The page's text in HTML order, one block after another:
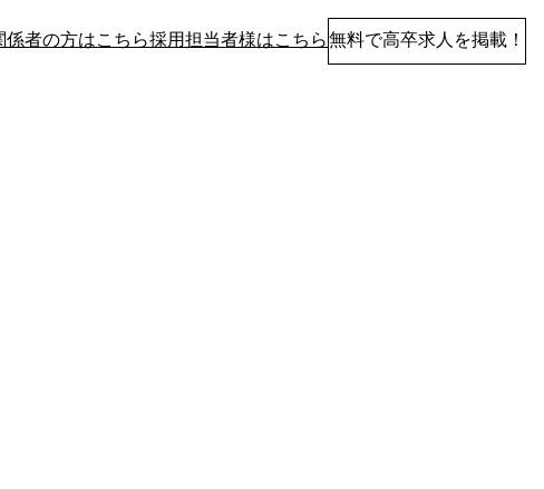
係者の方はこちら採用担当者様はこちら無料で高卒求人を掲載！